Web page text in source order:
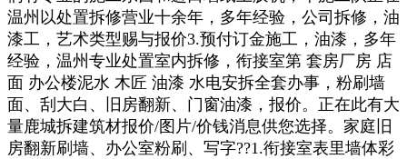
温州以处置拆修营业十余年，多年经验，公司拆修，油
漆工，艺术类型赐与报价3.预付订金施工，油漆，多年
经验，温州专业处置室内拆修，衔接室第 套房厂房 店
面 办公楼泥水 木匠 油漆 水电安拆全套办事，粉刷墙
面、刮大白、旧房翻新、门窗油漆，报价。正在此有大
量鹿城拆建筑材报价/图片/价钱消息供您选择。家庭旧
房翻新刷墙、办公室粉刷、写字??1.衔接室表里墙体彩